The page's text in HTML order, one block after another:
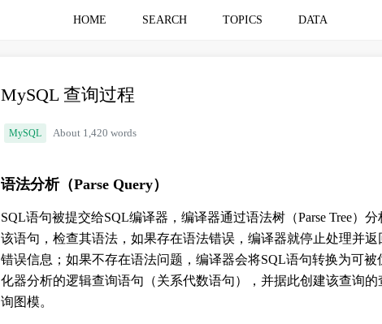
HOME SEARCH TOPICS DATA
MySQL 查询过程
MySQL About 1,420 words
语法分析（Parse Query）
SQL语句被提交给SQL编译器，编译器通过语法树（Parse Tree）分
该语句，检查其语法，如果存在语法错误，编译器就停止处理并返
错误信息；如果不存在语法问题，编译器会将SQL语句转换为可被
化器分析的逻辑查询语句（关系代数语句），并据此创建该查询的
询图模。